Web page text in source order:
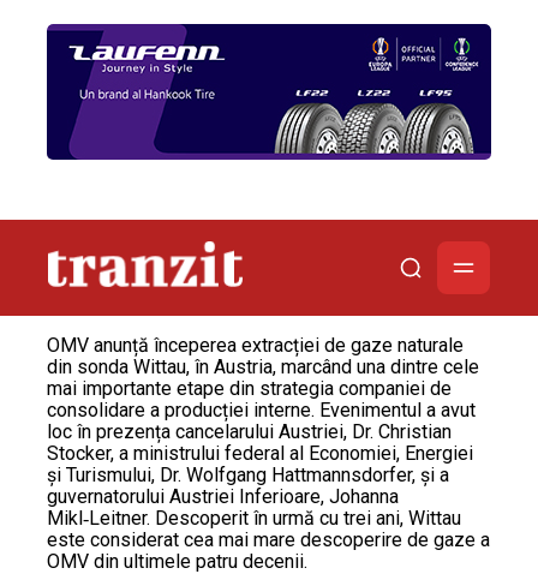
OMV anunță începerea extracției de gaze naturale
din sonda Wittau, în Austria, marcând una dintre cele
mai importante etape din strategia companiei de
consolidare a producției interne. Evenimentul a avut
loc în prezența cancelarului Austriei, Dr. Christian
Stocker, a ministrului federal al Economiei, Energiei
și Turismului, Dr. Wolfgang Hattmannsdorfer, și a
guvernatorului Austriei Inferioare, Johanna
Mikl‑Leitner. Descoperit în urmă cu trei ani, Wittau
este considerat cea mai mare descoperire de gaze a
OMV din ultimele patru decenii.